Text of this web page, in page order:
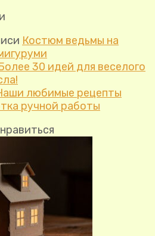
Костюм ведьмы на
30 идей для веселого
любимые рецепты
ручной работы